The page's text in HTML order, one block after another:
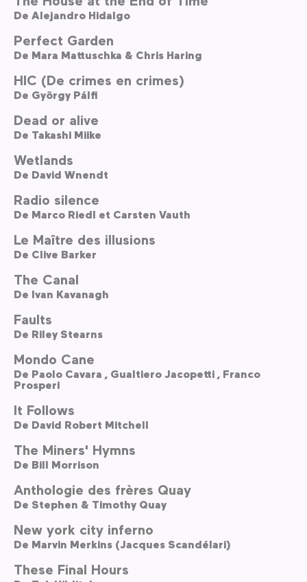
De Alejandro Hidalgo
Perfect Garden
De Mara Mattuschka & Chris Haring
HIC (De crimes en crimes)
De György Pálfi
Dead or alive
De Takashi Miike
Wetlands
De David Wnendt
Radio silence
De Marco Riedl et Carsten Vauth
Le Maître des illusions
De Clive Barker
The Canal
De Ivan Kavanagh
Faults
De Riley Stearns
Mondo Cane
De Paolo Cavara , Gualtiero Jacopetti , Franco
Prosperi
It Follows
De David Robert Mitchell
The Miners' Hymns
De Bill Morrison
Anthologie des frères Quay
De Stephen & Timothy Quay
New york city inferno
De Marvin Merkins (Jacques Scandélari)
These Final Hours